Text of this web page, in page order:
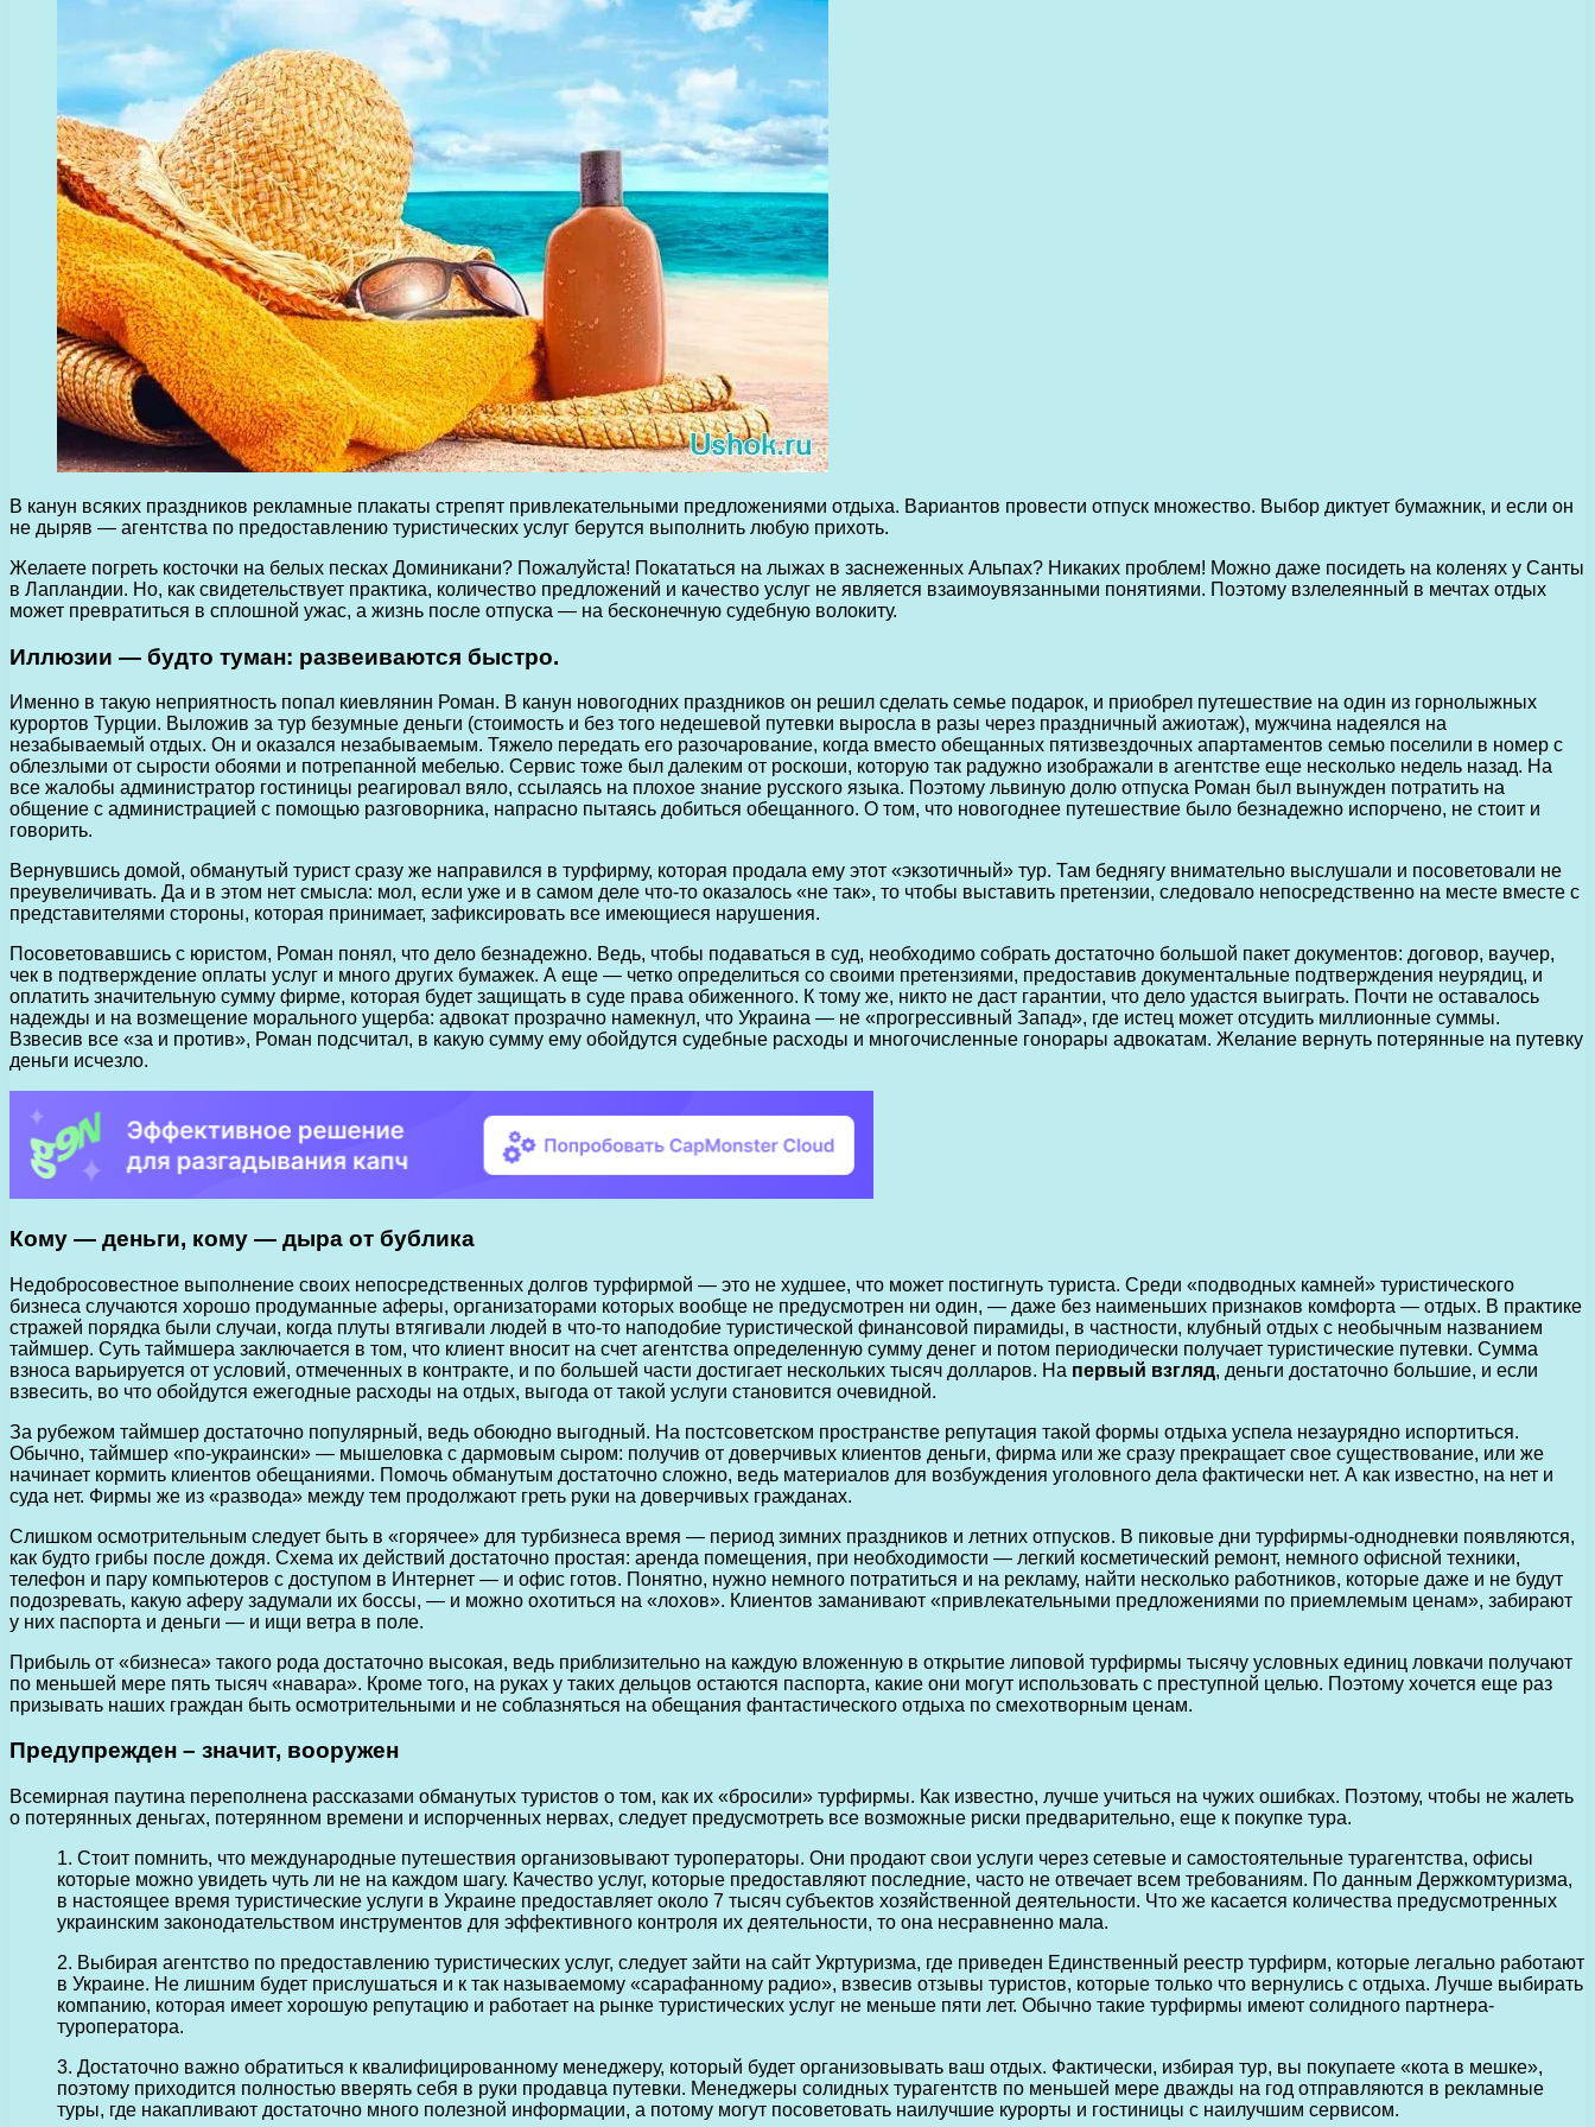
В канун всяких праздников рекламные плакаты стрепят привлекательными предложениями отдыха. Вариантов провести отпуск множество. Выбор диктует бумажник, и если он
не дыряв — агентства по предоставлению туристических услуг берутся выполнить любую прихоть.
Желаете погреть косточки на белых песках Доминикани? Пожалуйста! Покататься на лыжах в заснеженных Альпах? Никаких проблем! Можно даже посидеть на коленях у Санты
в Лапландии. Но, как свидетельствует практика, количество предложений и качество услуг не является взаимоувязанными понятиями. Поэтому взлелеянный в мечтах отдых
может превратиться в сплошной ужас, а жизнь после отпуска — на бесконечную судебную волокиту.
Иллюзии — будто туман: развеиваются быстро.
Именно в такую неприятность попал киевлянин Роман. В канун новогодних праздников он решил сделать семье подарок, и приобрел путешествие на один из горнолыжных
курортов Турции. Выложив за тур безумные деньги (стоимость и без того недешевой путевки выросла в разы через праздничный ажиотаж), мужчина надеялся на
незабываемый отдых. Он и оказался незабываемым. Тяжело передать его разочарование, когда вместо обещанных пятизвездочных апартаментов семью поселили в номер с
облезлыми от сырости обоями и потрепанной мебелью. Сервис тоже был далеким от роскоши, которую так радужно изображали в агентстве еще несколько недель назад. На
все жалобы администратор гостиницы реагировал вяло, ссылаясь на плохое знание русского языка. Поэтому львиную долю отпуска Роман был вынужден потратить на
общение с администрацией с помощью разговорника, напрасно пытаясь добиться обещанного. О том, что новогоднее путешествие было безнадежно испорчено, не стоит и
говорить.
Вернувшись домой, обманутый турист сразу же направился в турфирму, которая продала ему этот «экзотичный» тур. Там беднягу внимательно выслушали и посоветовали не
преувеличивать. Да и в этом нет смысла: мол, если уже и в самом деле что-то оказалось «не так», то чтобы выставить претензии, следовало непосредственно на месте вместе с
представителями стороны, которая принимает, зафиксировать все имеющиеся нарушения.
Посоветовавшись с юристом, Роман понял, что дело безнадежно. Ведь, чтобы подаваться в суд, необходимо собрать достаточно большой пакет документов: договор, ваучер,
чек в подтверждение оплаты услуг и много других бумажек. А еще — четко определиться со своими претензиями, предоставив документальные подтверждения неурядиц, и
оплатить значительную сумму фирме, которая будет защищать в суде права обиженного. К тому же, никто не даст гарантии, что дело удастся выиграть. Почти не оставалось
надежды и на возмещение морального ущерба: адвокат прозрачно намекнул, что Украина — не «прогрессивный Запад», где истец может отсудить миллионные суммы.
Взвесив все «за и против», Роман подсчитал, в какую сумму ему обойдутся судебные расходы и многочисленные гонорары адвокатам. Желание вернуть потерянные на путевку
деньги исчезло.
Кому — деньги, кому — дыра от бублика
Недобросовестное выполнение своих непосредственных долгов турфирмой — это не худшее, что может постигнуть туриста. Среди «подводных камней» туристического
бизнеса случаются хорошо продуманные аферы, организаторами которых вообще не предусмотрен ни один, — даже без наименьших признаков комфорта — отдых. В практике
стражей порядка были случаи, когда плуты втягивали людей в что-то наподобие туристической финансовой пирамиды, в частности, клубный отдых с необычным названием
таймшер. Суть таймшера заключается в том, что клиент вносит на счет агентства определенную сумму денег и потом периодически получает туристические путевки. Сумма
взноса варьируется от условий, отмеченных в контракте, и по большей части достигает нескольких тысяч долларов. На первый взгляд, деньги достаточно большие, и если
взвесить, во что обойдутся ежегодные расходы на отдых, выгода от такой услуги становится очевидной.
За рубежом таймшер достаточно популярный, ведь обоюдно выгодный. На постсоветском пространстве репутация такой формы отдыха успела незаурядно испортиться.
Обычно, таймшер «по-украински» — мышеловка с дармовым сыром: получив от доверчивых клиентов деньги, фирма или же сразу прекращает свое существование, или же
начинает кормить клиентов обещаниями. Помочь обманутым достаточно сложно, ведь материалов для возбуждения уголовного дела фактически нет. А как известно, на нет и
суда нет. Фирмы же из «развода» между тем продолжают греть руки на доверчивых гражданах.
Слишком осмотрительным следует быть в «горячее» для турбизнеса время — период зимних праздников и летних отпусков. В пиковые дни турфирмы-однодневки появляются,
как будто грибы после дождя. Схема их действий достаточно простая: аренда помещения, при необходимости — легкий косметический ремонт, немного офисной техники,
телефон и пару компьютеров с доступом в Интернет — и офис готов. Понятно, нужно немного потратиться и на рекламу, найти несколько работников, которые даже и не будут
подозревать, какую аферу задумали их боссы, — и можно охотиться на «лохов». Клиентов заманивают «привлекательными предложениями по приемлемым ценам», забирают
у них паспорта и деньги — и ищи ветра в поле.
Прибыль от «бизнеса» такого рода достаточно высокая, ведь приблизительно на каждую вложенную в открытие липовой турфирмы тысячу условных единиц ловкачи получают
по меньшей мере пять тысяч «навара». Кроме того, на руках у таких дельцов остаются паспорта, какие они могут использовать с преступной целью. Поэтому хочется еще раз
призывать наших граждан быть осмотрительными и не соблазняться на обещания фантастического отдыха по смехотворным ценам.
Предупрежден – значит, вооружен
Всемирная паутина переполнена рассказами обманутых туристов о том, как их «бросили» турфирмы. Как известно, лучше учиться на чужих ошибках. Поэтому, чтобы не жалеть
о потерянных деньгах, потерянном времени и испорченных нервах, следует предусмотреть все возможные риски предварительно, еще к покупке тура.
1. Стоит помнить, что международные путешествия организовывают туроператоры. Они продают свои услуги через сетевые и самостоятельные турагентства, офисы
которые можно увидеть чуть ли не на каждом шагу. Качество услуг, которые предоставляют последние, часто не отвечает всем требованиям. По данным Держкомтуризма,
в настоящее время туристические услуги в Украине предоставляет около 7 тысяч субъектов хозяйственной деятельности. Что же касается количества предусмотренных
украинским законодательством инструментов для эффективного контроля их деятельности, то она несравненно мала.
2. Выбирая агентство по предоставлению туристических услуг, следует зайти на сайт Укртуризма, где приведен Единственный реестр турфирм, которые легально работают
в Украине. Не лишним будет прислушаться и к так называемому «сарафанному радио», взвесив отзывы туристов, которые только что вернулись с отдыха. Лучше выбирать
компанию, которая имеет хорошую репутацию и работает на рынке туристических услуг не меньше пяти лет. Обычно такие турфирмы имеют солидного партнера-
туроператора.
3. Достаточно важно обратиться к квалифицированному менеджеру, который будет организовывать ваш отдых. Фактически, избирая тур, вы покупаете «кота в мешке»,
поэтому приходится полностью вверять себя в руки продавца путевки. Менеджеры солидных турагентств по меньшей мере дважды на год отправляются в рекламные
туры, где накапливают достаточно много полезной информации, а потому могут посоветовать наилучшие курорты и гостиницы с наилучшим сервисом.